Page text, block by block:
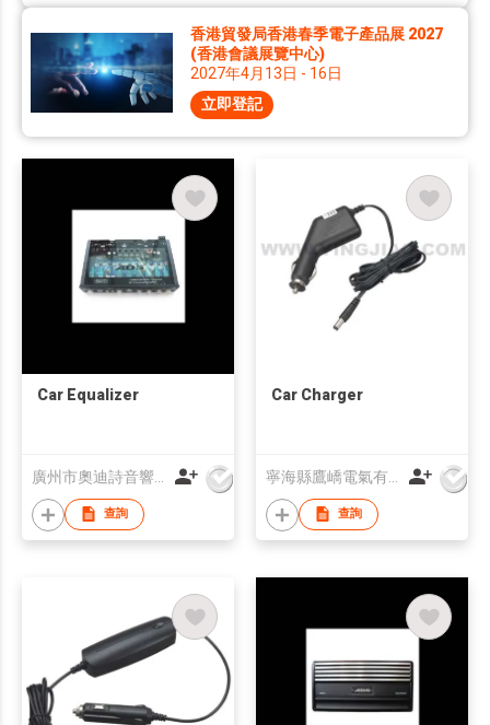
香港貿發局香港春季電子產品展 2027
(香港會議展覽中心)
2027年4月13日 - 16日
立即登記
Car Equalizer
查詢
Car Charger
查詢